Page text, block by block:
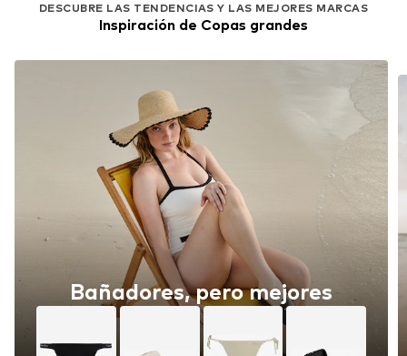
DESCUBRE LAS TENDENCIAS Y LAS MEJORES MARCAS
Inspiración de Copas grandes
Bañadores, pero mejores